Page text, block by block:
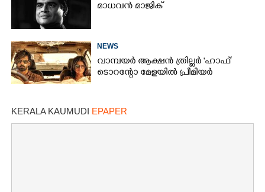
മാധവൻ മാജിക്
NEWS
വാമ്പയർ ആക്ഷൻ ത്രില്ലർ 'ഹാഫ്'
ടൊറന്റോ മേളയിൽ പ്രീമിയർ
KERALA KAUMUDI EPAPER